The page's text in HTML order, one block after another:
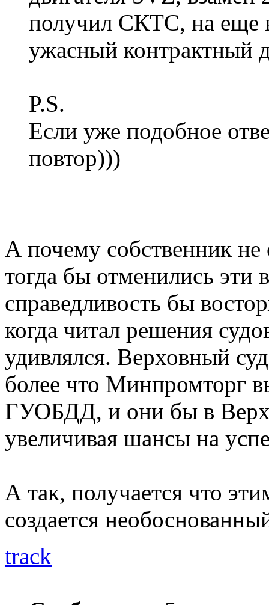
получил СКТС, на еще
ужасный контрактный
P.S.
Если уже подобное
повтор)))
А почему собственник не
тогда бы отменились эти
справедливость бы
когда читал решения
удивлялся. Верховный
более что Минпромторг
ГУОБДД, и они бы в
увеличивая шансы на
А так, получается что
создается
track